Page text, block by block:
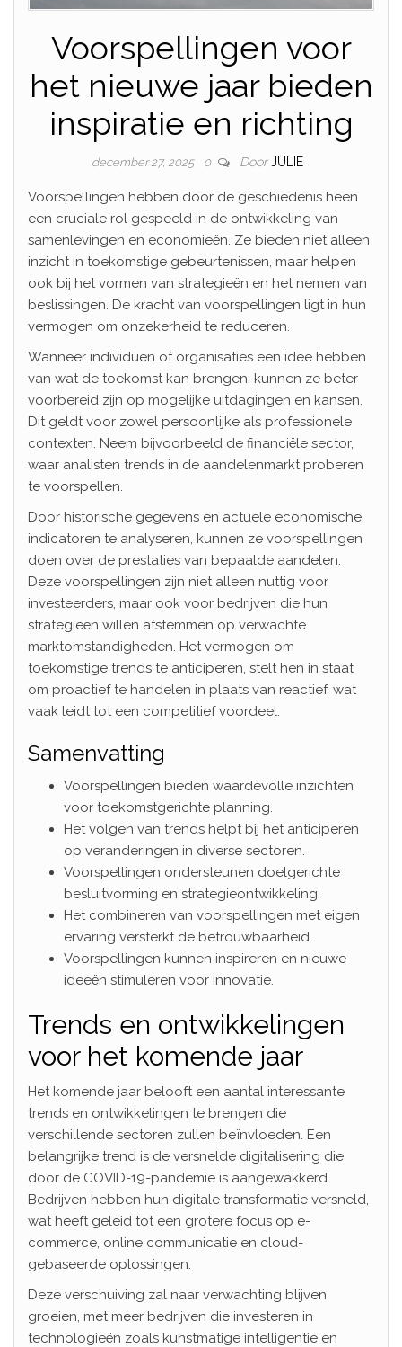
Voorspellingen voor
het nieuwe jaar bieden
inspiratie en richting
december 27, 2025 0 Door JULIE
Voorspellingen hebben door de geschiedenis heen
een cruciale rol gespeeld in de ontwikkeling van
samenlevingen en economieën. Ze bieden niet alleen
inzicht in toekomstige gebeurtenissen, maar helpen
ook bij het vormen van strategieën en het nemen van
beslissingen. De kracht van voorspellingen ligt in hun
vermogen om onzekerheid te reduceren.
Wanneer individuen of organisaties een idee hebben
van wat de toekomst kan brengen, kunnen ze beter
voorbereid zijn op mogelijke uitdagingen en kansen.
Dit geldt voor zowel persoonlijke als professionele
contexten. Neem bijvoorbeeld de financiële sector,
waar analisten trends in de aandelenmarkt proberen
te voorspellen.
Door historische gegevens en actuele economische
indicatoren te analyseren, kunnen ze voorspellingen
doen over de prestaties van bepaalde aandelen.
Deze voorspellingen zijn niet alleen nuttig voor
investeerders, maar ook voor bedrijven die hun
strategieën willen afstemmen op verwachte
marktomstandigheden. Het vermogen om
toekomstige trends te anticiperen, stelt hen in staat
om proactief te handelen in plaats van reactief, wat
vaak leidt tot een competitief voordeel.
Samenvatting
Voorspellingen bieden waardevolle inzichten
voor toekomstgerichte planning.
Het volgen van trends helpt bij het anticiperen
op veranderingen in diverse sectoren.
Voorspellingen ondersteunen doelgerichte
besluitvorming en strategieontwikkeling.
Het combineren van voorspellingen met eigen
ervaring versterkt de betrouwbaarheid.
Voorspellingen kunnen inspireren en nieuwe
ideeën stimuleren voor innovatie.
Trends en ontwikkelingen
voor het komende jaar
Het komende jaar belooft een aantal interessante
trends en ontwikkelingen te brengen die
verschillende sectoren zullen beïnvloeden. Een
belangrijke trend is de versnelde digitalisering die
door de COVID-19-pandemie is aangewakkerd.
Bedrijven hebben hun digitale transformatie versneld,
wat heeft geleid tot een grotere focus op e-
commerce, online communicatie en cloud-
gebaseerde oplossingen.
Deze verschuiving zal naar verwachting blijven
groeien, met meer bedrijven die investeren in
technologieën zoals kunstmatige intelligentie en